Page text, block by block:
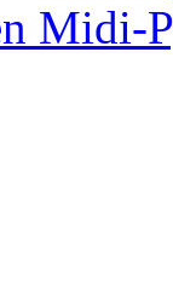
Midi-